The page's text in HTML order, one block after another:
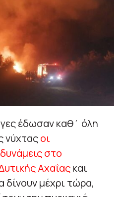
έδωσαν καθ΄ όλη
νύχταςοι
στο
Αχαΐαςκαι
δίνουν μέχρι τώρα,